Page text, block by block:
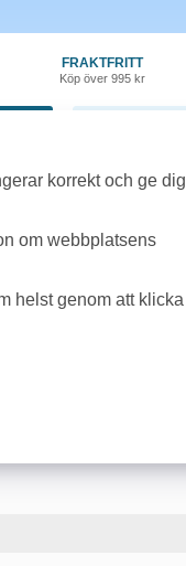
FRAKTFRITT
Köp över 995 kr
online
korrekt och ge dig
om webbplatsens
helst genom att klicka